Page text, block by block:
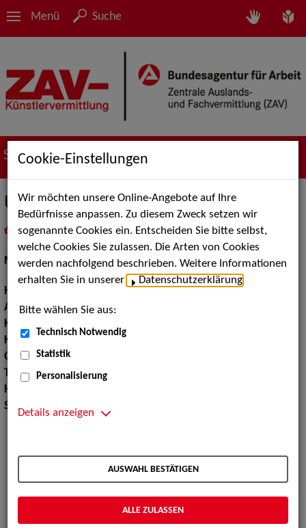
Menü Suche
Suche nach Künstler*innen
Uwe R.
als PDF speichern
inMeine Merklistelegen
Models / Werbung:Fotomodell
Haarfarbe:
Augenfarbe:blau
Körpergröße:
Konfektionsgröße:
Oberweite:98
Taille:
95
Hüfte:
Schuhgröße:
43 44
Cookie-Einstellungen
Wir möchten unsere Online-Angebote auf Ihre
Bedürfnisse anpassen. Zu diesem Zweck setzen wir
sogenannte Cookies ein. Entscheiden Sie bitte selbst,
welche Cookies Sie zulassen. Die Arten von Cookies
werden nachfolgend beschrieben. Weitere Informationen
erhalten Sie in unserer
Datenschutzerklärung
Bitte wählen Sie aus:
Technisch Notwendig
Statistik
Personalisierung
Details anzeigen
AUSWAHL BESTÄTIGEN
ALLE ZULASSEN